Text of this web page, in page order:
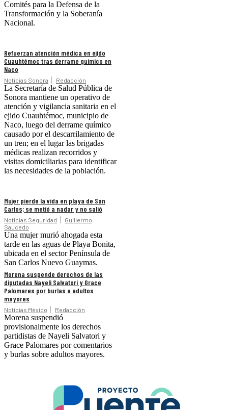
Comités para la Defensa de la
Transformación y la Soberanía
Nacional.
Refuerzan atención médica en ejido
Cuauhtémoc tras derrame químico en
Naco
Noticias Sonora Redacción
La Secretaría de Salud Pública de
Sonora mantiene un operativo de
atención y vigilancia sanitaria en el
ejido Cuauhtémoc, municipio de
Naco, luego del derrame químico
causado por el descarrilamiento de
un tren; en el lugar las brigadas
médicas realizan recorridos y
visitas domiciliarias para identificar
las necesidades de la población.
Mujer pierde la vida en playa de San
Carlos; se metió a nadar y no salió
Noticias Seguridad
Guillermo
Saucedo
Una mujer murió ahogada esta
tarde en las aguas de Playa Bonita,
ubicada en el sector Península de
San Carlos Nuevo Guaymas.
Morena suspende derechos de las
diputadas Nayeli Salvatori y Grace
Palomares por burlas a adultos
mayores
Noticias México Redacción
Morena suspendió
provisionalmente los derechos
partidistas de Nayeli Salvatori y
Grace Palomares por comentarios
y burlas sobre adultos mayores.